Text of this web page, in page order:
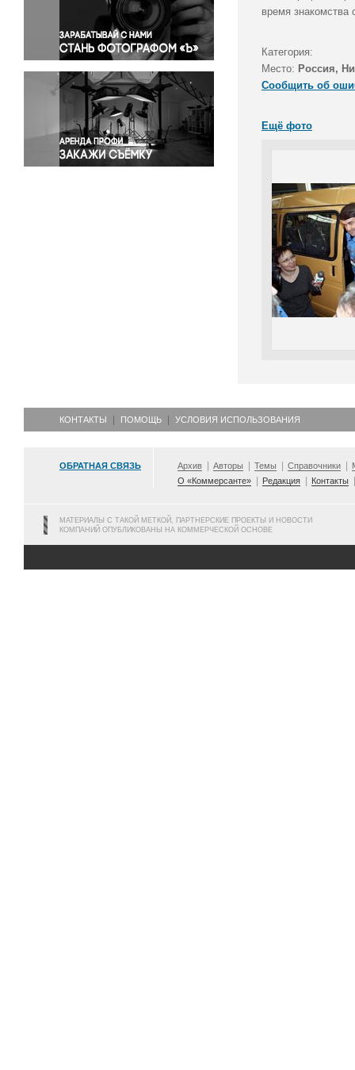
Правосудие
Происшествия и конфликты
Религия
Светская жизнь
Спорт
Экология
Экономика и бизнес
время знакомства
Категория:
Место: Россия,
Сообщить об
Ещё фото
КОНТАКТЫ ПОМОЩЬ УСЛОВИЯ ИСПОЛЬЗОВАНИЯ
ОБРАТНАЯ СВЯЗЬ Архив Авторы Темы Справочники
О «Коммерсанте»
Редакция Контакты
МАТЕРИАЛЫ С ТАКОЙ МЕТКОЙ, ПАРТНЕРСКИЕ ПРОЕКТЫ И НОВОСТИ
КОМПАНИЙ ОПУБЛИКОВАНЫ НА КОММЕРЧЕСКОЙ ОСНОВЕ